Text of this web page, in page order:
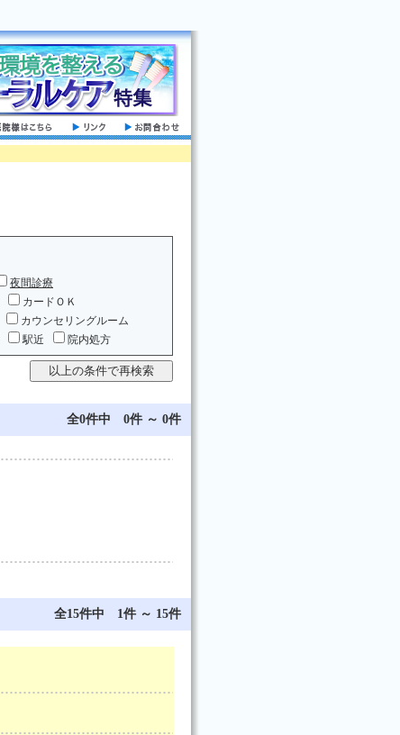
夜間診療
カードＯＫ
カウンセリングルーム
駅近 院内処方
全0件中 0件 ～ 0件
全15件中 1件 ～ 15件